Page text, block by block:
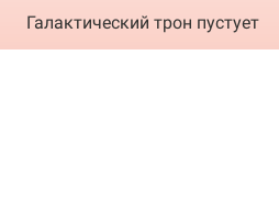
Галактический трон пустует